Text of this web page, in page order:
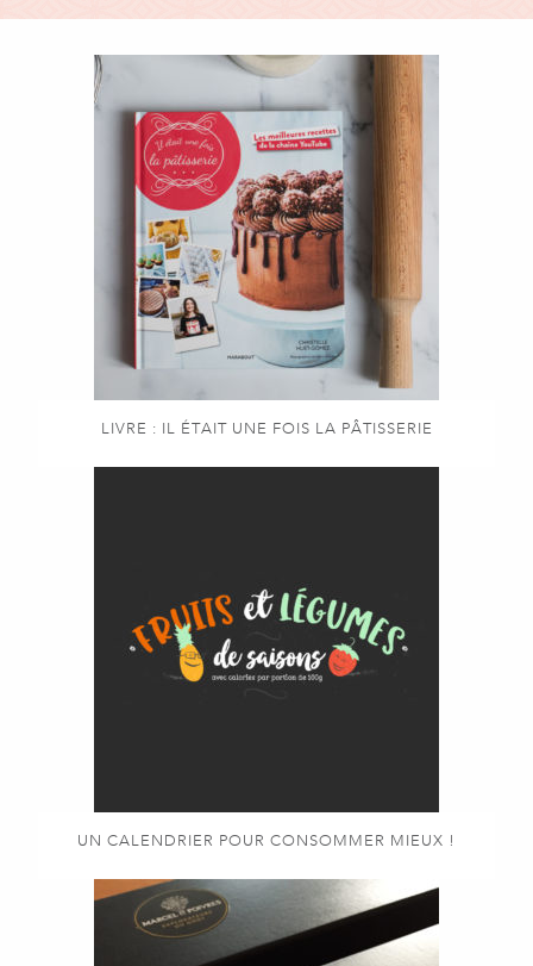
LIVRE : IL ÉTAIT UNE FOIS LA PÂTISSERIE
UN CALENDRIER POUR CONSOMMER MIEUX !